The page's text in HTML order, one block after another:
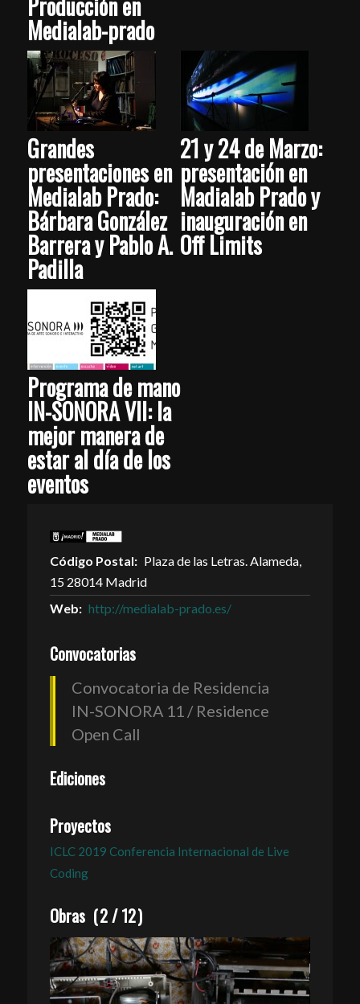
Medialab-prado
Grandes
presentaciones en
Medialab Prado:
Bárbara González
Barrera y Pablo A.
Padilla
21 y 24 de Marzo:
presentación en
Madialab Prado y
inauguración en
Off Limits
Programa de mano
IN-SONORA VII: la
mejor manera de
estar al día de los
eventos
Código Postal: Plaza de las Letras. Alameda,
15 28014 Madrid
Web: http://medialab-prado.es/
Convocatorias
Convocatoria de Residencia
IN-SONORA 11 / Residence
Open Call
Ediciones
Proyectos
ICLC 2019 Conferencia Internacional de Live
Coding
Obras (2/12)